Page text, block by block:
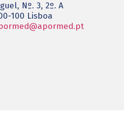
Nº. 3, 2º. A
100 Lisboa